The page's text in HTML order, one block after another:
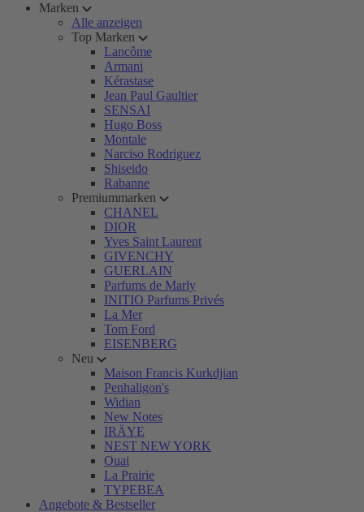
Marken
Alle anzeigen
Top Marken
Lancôme
Armani
Kérastase
Jean Paul Gaultier
SENSAI
Hugo Boss
Montale
Narciso Rodriguez
Shiseido
Rabanne
Premiummarken
CHANEL
DIOR
Yves Saint Laurent
GIVENCHY
GUERLAIN
Parfums de Marly
INITIO Parfums Privés
La Mer
Tom Ford
EISENBERG
Neu
Maison Francis Kurkdjian
Penhaligon's
Widian
New Notes
IRÄYE
NEST NEW YORK
Ouai
La Prairie
TYPEBEA
Angebote & Bestseller